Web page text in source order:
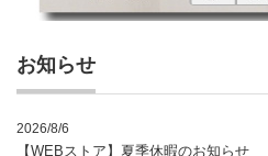
お知らせ
2026/8/6
【WEBストア】夏季休暇のお知らせ